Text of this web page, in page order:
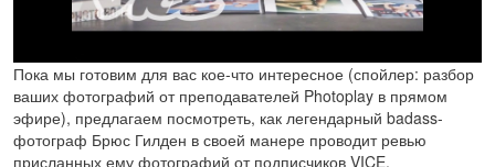
Пока мы готовим для вас кое-что интересное (спойлер: разбор
ваших фотографий от преподавателей Photoplay в прямом
эфире), предлагаем посмотреть, как легендарный badass-
фотограф Брюс Гилден в своей манере проводит ревью
присланных ему фотографий от подписчиков VICE.